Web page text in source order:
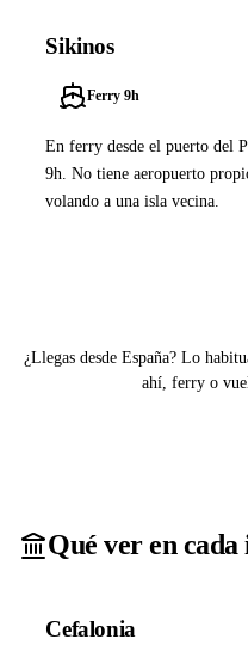
Sikinos
Ferry 9h
En ferry desde el puerto del
9h. No tiene aeropuerto
volando a una isla vecina.
¿Llegas desde España? Lo
ahí, ferry o
Qué ver en cada
Cefalonia